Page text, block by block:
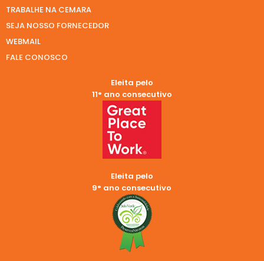
TRABALHE NA CEMARA
SEJA NOSSO FORNECEDOR
WEBMAIL
FALE CONOSCO
Eleita pelo
11° ano consecutivo
Eleita pelo
9° ano consecutivo